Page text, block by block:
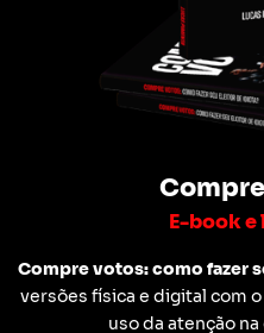
E-book
Compre votos: como fazer
versões física e digital com
uso da atenção